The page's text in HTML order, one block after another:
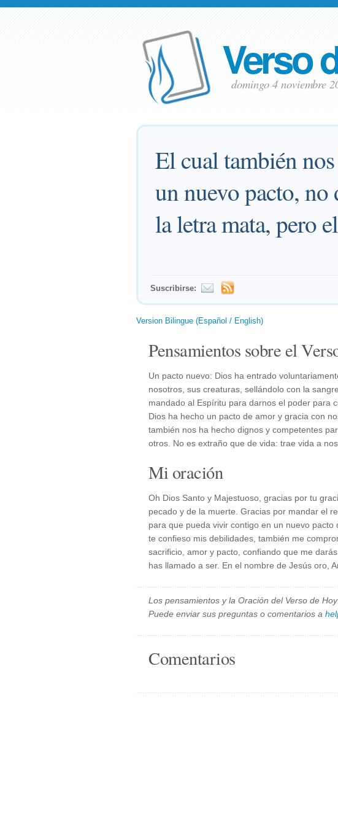
Verso
domingo 4 noviembre
El cual también
un nuevo pacto,
la letra mata, pero
Suscribirse:
Version Bilingue (Español / English)
Pensamientos sobre el
Un pacto nuevo: Dios ha entrado
nosotros, sus creaturas, sellándolo con la
mandado al Espíritu para darnos el poder para
Dios ha hecho un pacto de amor y gracia con
también nos ha hecho dignos y competentes
otros. No es extraño que de vida: trae vida a
Mi oración
Oh Dios Santo y Majestuoso, gracias por tu
pecado y de la muerte. Gracias por mandar el
para que pueda vivir contigo en un nuevo
te confieso mis debilidades, también me
sacrificio, amor y pacto, confiando que me
has llamado a ser. En el nombre de Jesús oro,
Los pensamientos y la Oración del Verso de
Puede enviar sus preguntas o comentarios a
Comentarios